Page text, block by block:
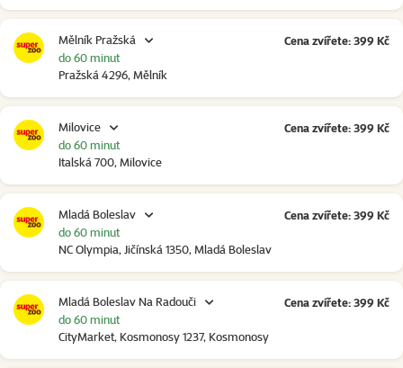
Mělník Pražská
Pražská 4296, Mělník
do 60 minut
Cena zvířete: 399 Kč
Milovice
Italská 700, Milovice
do 60 minut
Cena zvířete: 399 Kč
Mladá Boleslav
NC Olympia, Jičínská 1350, Mladá Boleslav
do 60 minut
Cena zvířete: 399 Kč
Mladá Boleslav Na Radouči
CityMarket, Kosmonosy 1237, Kosmonosy
do 60 minut
Cena zvířete: 399 Kč